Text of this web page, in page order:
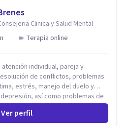
Clinica y Salud Mental
Terapia online
individual, pareja y
de conflictos, problemas
estrés, manejo del duelo y
así como problemas de
Desarrollo de personas
Ver perfil